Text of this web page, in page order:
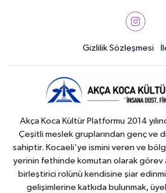
Gizlilik Sözleşmesi
Akça Koca Kültür Platformu 2014
Çeşitli meslek gruplarından genç ve
sahiptir. Kocaeli'ye ismini veren ve
yerinin fethinde komutan olarak görev
birleştirici rolünü kendisine şiar
gelişimlerine katkıda bulunmak,